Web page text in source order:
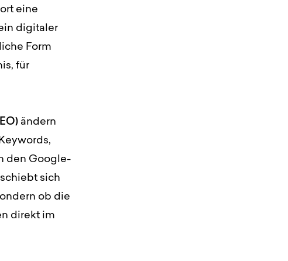
eine
digitaler
Form
für
ändern
den Google-
sich
ob die
direkt im